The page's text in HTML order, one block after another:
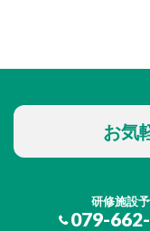
お気
研修施設
079-